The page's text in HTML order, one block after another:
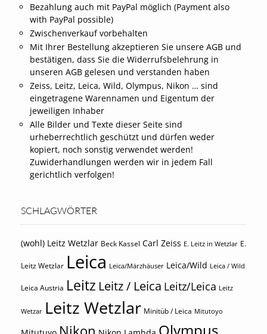
Bezahlung auch mit PayPal möglich (Payment also
with PayPal possible)
Zwischenverkauf vorbehalten
Mit Ihrer Bestellung akzeptieren Sie unsere AGB und
bestätigen, dass Sie die Widerrufsbelehrung in
unseren AGB gelesen und verstanden haben
Zeiss, Leitz, Leica, Wild, Olympus, Nikon … sind
eingetragene Warennamen und Eigentum der
jeweiligen Inhaber
Alle Bilder und Texte dieser Seite sind
urheberrechtlich geschützt und dürfen weder
kopiert, noch sonstig verwendet werden!
Zuwiderhandlungen werden wir in jedem Fall
gerichtlich verfolgen!
SCHLAGWÖRTER
(wohl) Leitz Wetzlar Beck Kassel Carl Zeiss E. Leitz in Wetzlar E.
Leitz Wetzlar Leica Leica/Märzhäuser Leica/Wild Leica / Wild
Leica Austria Leitz Leitz / Leica Leitz/Leica Leitz
Wetzar Leitz Wetzlar Minitüb / Leica Mitutoyo